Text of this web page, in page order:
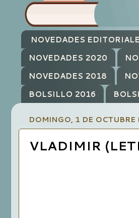
NOVEDADES
NOVEDADES 2020
NOVEDADES 2018
BOLSILLO 2016
DOMINGO, 1 DE OCTUBRE
VLADIMIR